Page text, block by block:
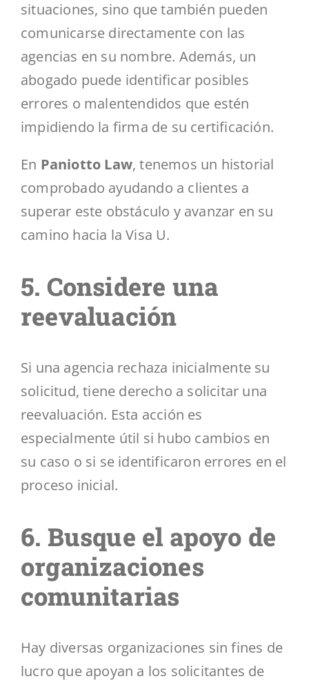
situaciones, sino que también pueden
comunicarse directamente con las
agencias en su nombre. Además, un
abogado puede identificar posibles
errores o malentendidos que estén
impidiendo la firma de su certificación.
En Paniotto Law, tenemos un historial
comprobado ayudando a clientes a
superar este obstáculo y avanzar en su
camino hacia la Visa U.
5. Considere una
reevaluación
Si una agencia rechaza inicialmente su
solicitud, tiene derecho a solicitar una
reevaluación. Esta acción es
especialmente útil si hubo cambios en
su caso o si se identificaron errores en el
proceso inicial.
6. Busque el apoyo de
organizaciones
comunitarias
Hay diversas organizaciones sin fines de
lucro que apoyan a los solicitantes de